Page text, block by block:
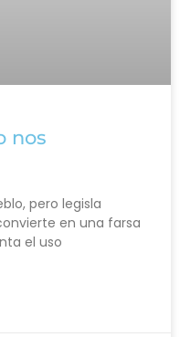
nos
pero legisla
en una farsa
el uso